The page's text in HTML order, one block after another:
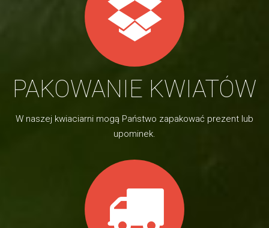
PAKOWANIE KWIATÓW
W naszej kwiaciarni mogą Państwo zapakować prezent lub
upominek.